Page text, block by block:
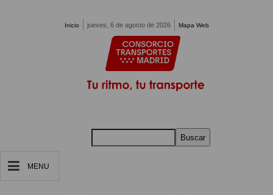
Inicio jueves, 6 de agosto de 2026 Mapa Web
Buscar
MENU